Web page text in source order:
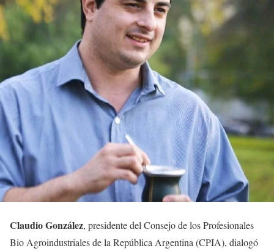
Claudio González, presidente del Consejo de los Profesionales
Bio Agroindustriales de la República Argentina (CPIA), dialogó